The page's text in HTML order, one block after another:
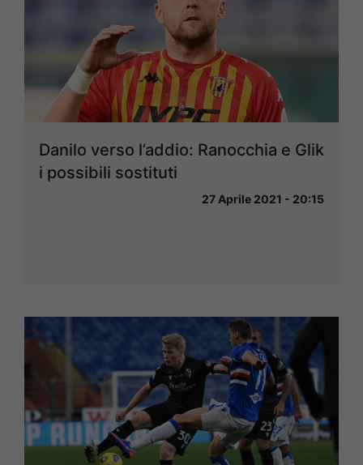
Danilo verso l’addio: Ranocchia e Glik
i possibili sostituti
27 Aprile 2021 - 20:15